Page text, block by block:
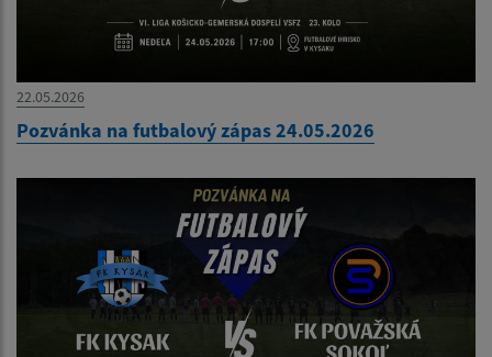
22.05.2026
Pozvánka na futbalový zápas 24.05.2026